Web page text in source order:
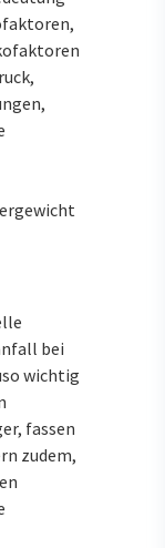
bei
wichtig
fassen
zudem,